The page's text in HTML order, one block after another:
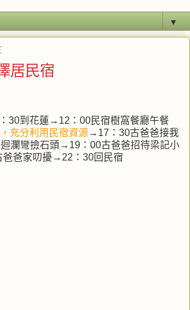
▼
居民宿
30到花蓮→12：00民宿樹窩餐廳午餐
充分利用民宿資源 →17：30古爸爸接我
瀾彎撿石頭→19：00古爸爸招待梁記小
爸家叨擾→22：30回民宿